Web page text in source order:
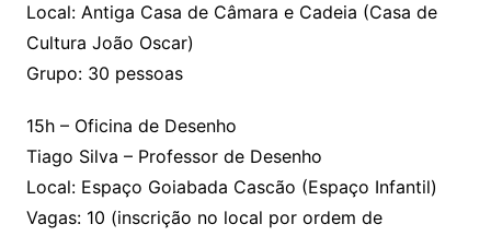
Local: Antiga Casa de Câmara e Cadeia (Casa de
Cultura João Oscar)
Grupo: 30 pessoas
15h – Oficina de Desenho
Tiago Silva – Professor de Desenho
Local: Espaço Goiabada Cascão (Espaço Infantil)
Vagas: 10 (inscrição no local por ordem de